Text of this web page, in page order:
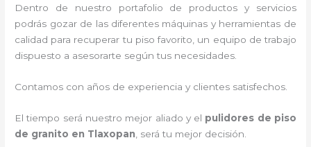
Dentro de nuestro portafolio de productos y servicios
podrás gozar de las diferentes máquinas y herramientas de
calidad para recuperar tu piso favorito, un equipo de trabajo
dispuesto a asesorarte según tus necesidades.
Contamos con años de experiencia y clientes satisfechos.
El tiempo será nuestro mejor aliado y el pulidores de piso
de granito en Tlaxopan , será tu mejor decisión.